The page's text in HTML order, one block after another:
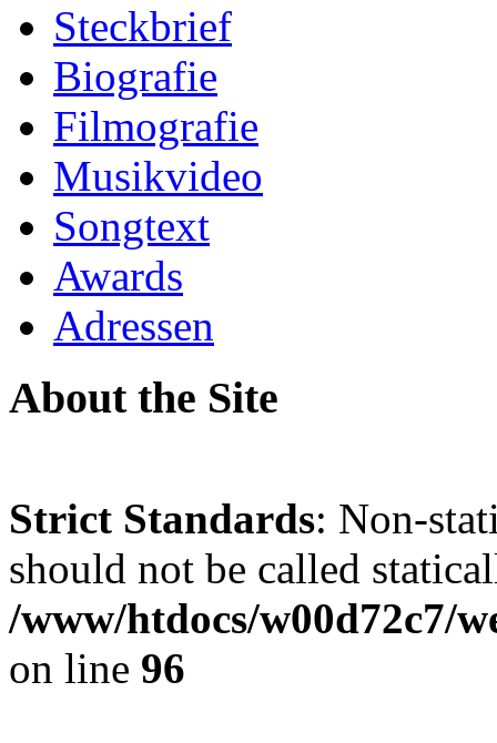
Steckbrief
Biografie
Filmografie
Musikvideo
Songtext
Awards
Adressen
About the Site
Strict Standards: Non-
should not be called
/www/htdocs/w00d72c7/
on line 96